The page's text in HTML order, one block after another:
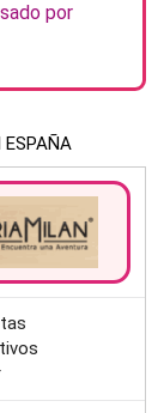
por
ESPAÑA